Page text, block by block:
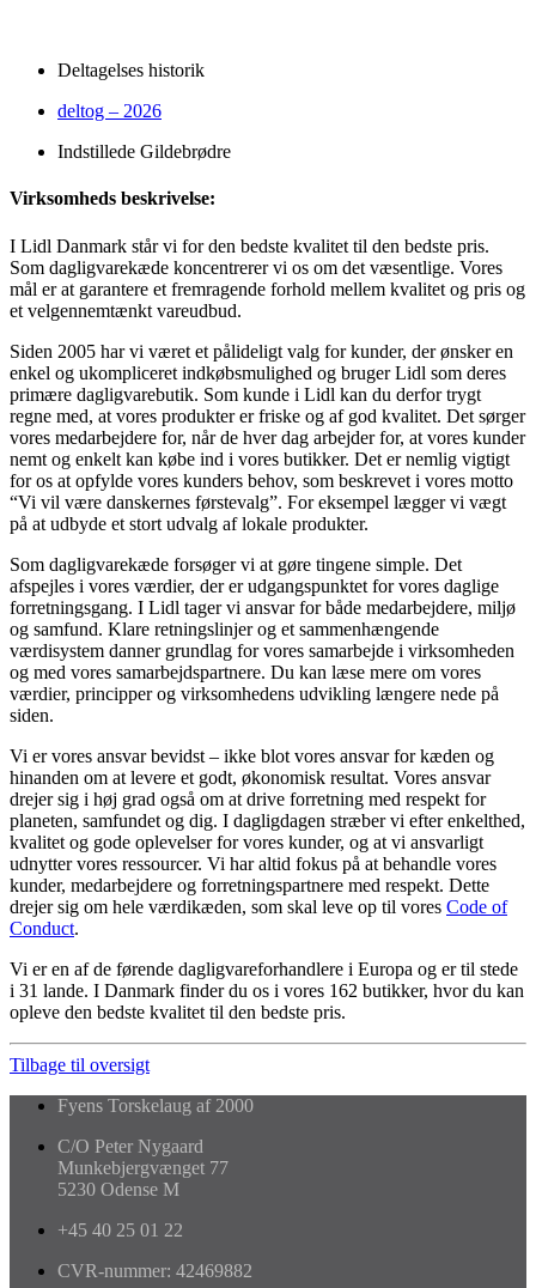
Deltagelses historik
deltog – 2026
Indstillede Gildebrødre
Virksomheds beskrivelse:
I Lidl Danmark står vi for den bedste kvalitet til den bedste pris.
Som dagligvarekæde koncentrerer vi os om det væsentlige. Vores
mål er at garantere et fremragende forhold mellem kvalitet og pris og
et velgennemtænkt vareudbud.
Siden 2005 har vi været et pålideligt valg for kunder, der ønsker en
enkel og ukompliceret indkøbsmulighed og bruger Lidl som deres
primære dagligvarebutik. Som kunde i Lidl kan du derfor trygt
regne med, at vores produkter er friske og af god kvalitet. Det sørger
vores medarbejdere for, når de hver dag arbejder for, at vores kunder
nemt og enkelt kan købe ind i vores butikker. Det er nemlig vigtigt
for os at opfylde vores kunders behov, som beskrevet i vores motto
“Vi vil være danskernes førstevalg”. For eksempel lægger vi vægt
på at udbyde et stort udvalg af lokale produkter.
Som dagligvarekæde forsøger vi at gøre tingene simple. Det
afspejles i vores værdier, der er udgangspunktet for vores daglige
forretningsgang. I Lidl tager vi ansvar for både medarbejdere, miljø
og samfund. Klare retningslinjer og et sammenhængende
værdisystem danner grundlag for vores samarbejde i virksomheden
og med vores samarbejdspartnere. Du kan læse mere om vores
værdier, principper og virksomhedens udvikling længere nede på
siden.
Vi er vores ansvar bevidst – ikke blot vores ansvar for kæden og
hinanden om at levere et godt, økonomisk resultat. Vores ansvar
drejer sig i høj grad også om at drive forretning med respekt for
planeten, samfundet og dig. I dagligdagen stræber vi efter enkelthed,
kvalitet og gode oplevelser for vores kunder, og at vi ansvarligt
udnytter vores ressourcer. Vi har altid fokus på at behandle vores
kunder, medarbejdere og forretningspartnere med respekt. Dette
drejer sig om hele værdikæden, som skal leve op til vores Code of
Conduct.
Vi er en af de førende dagligvareforhandlere i Europa og er til stede
i 31 lande. I Danmark finder du os i vores 162 butikker, hvor du kan
opleve den bedste kvalitet til den bedste pris.
Tilbage til oversigt
Fyens Torskelaug af 2000
C/O Peter Nygaard
Munkebjergvænget 77
5230 Odense M
+45 40 25 01 22
CVR-nummer: 42469882